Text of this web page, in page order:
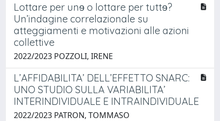
Lottare per unɘ o lottare per tuttɘ?
Un’indagine correlazionale su
atteggiamenti e motivazioni alle azioni
collettive
2022/2023 POZZOLI, IRENE
L’AFFIDABILITA’ DELL’EFFETTO SNARC:
UNO STUDIO SULLA VARIABILITA’
INTERINDIVIDUALE E INTRAINDIVIDUALE
2022/2023 PATRON, TOMMASO